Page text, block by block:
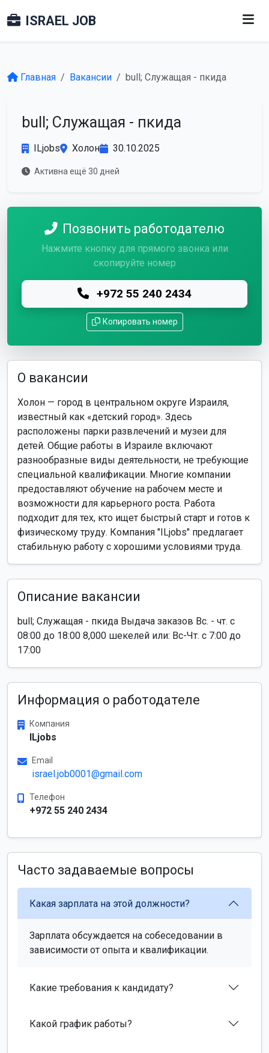
ISRAEL JOB
Главная Вакансии bull; Служащая - пкида
bull; Служащая - пкида
ILjobs Холон 30.10.2025
Активна ещё 30 дней
Позвонить работодателю
Нажмите кнопку для прямого звонка или
скопируйте номер
+972 55 240 2434
Копировать номер
О вакансии
Холон — город в центральном округе Израиля,
известный как «детский город». Здесь
расположены парки развлечений и музеи для
детей. Общие работы в Израиле включают
разнообразные виды деятельности, не требующие
специальной квалификации. Многие компании
предоставляют обучение на рабочем месте и
возможности для карьерного роста. Работа
подходит для тех, кто ищет быстрый старт и готов к
физическому труду. Компания "ILjobs" предлагает
стабильную работу с хорошими условиями труда.
Описание вакансии
bull; Служащая - пкида Выдача заказов Вс. - чт. с
08:00 до 18:00 8,000 шекелей или: Вс-Чт. с 7:00 до
17:00
Информация о работодателе
Компания
ILjobs
Email
israel.job0001@gmail.com
Телефон
+972 55 240 2434
Часто задаваемые вопросы
Какая зарплата на этой должности?
Зарплата обсуждается на собеседовании в
зависимости от опыта и квалификации.
Какие требования к кандидату?
Какой график работы?